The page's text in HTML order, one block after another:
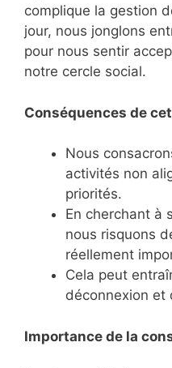
complique la gestion
jour, nous jonglons
pour nous sentir
notre cercle social.
Conséquences de
Nous
activités non
priorités.
En cherchant à
nous risquons
réellement
Cela peut
déconnexion et
Importance de la